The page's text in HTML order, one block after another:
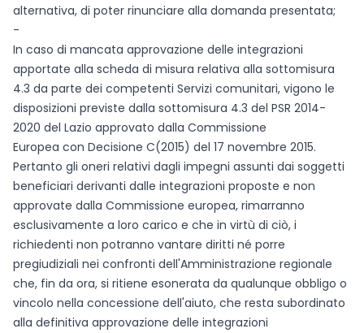
alternativa, di poter rinunciare alla domanda presentata;
-
In caso di mancata approvazione delle integrazioni
apportate alla scheda di misura relativa alla sottomisura
4.3 da parte dei competenti Servizi comunitari, vigono le
disposizioni previste dalla sottomisura 4.3 del PSR 2014-
2020 del Lazio approvato dalla Commissione
Europea con Decisione C(2015) del 17 novembre 2015.
Pertanto gli oneri relativi dagli impegni assunti dai soggetti
beneficiari derivanti dalle integrazioni proposte e non
approvate dalla Commissione europea, rimarranno
esclusivamente a loro carico e che in virtù di ciò, i
richiedenti non potranno vantare diritti né porre
pregiudiziali nei confronti dell'Amministrazione regionale
che, fin da ora, si ritiene esonerata da qualunque obbligo o
vincolo nella concessione dell'aiuto, che resta subordinato
alla definitiva approvazione delle integrazioni